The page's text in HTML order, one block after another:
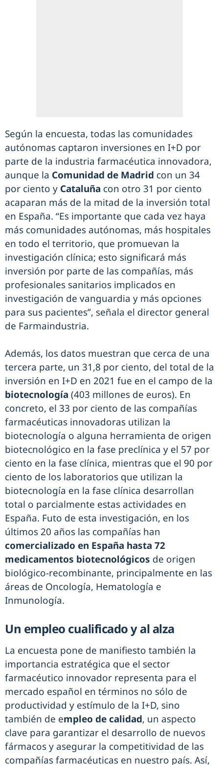
Según la encuesta, todas las comunidades
autónomas captaron inversiones en I+D por
parte de la industria farmacéutica innovadora,
aunque la Comunidad de Madrid con un 34
por ciento y Cataluña con otro 31 por ciento
acaparan más de la mitad de la inversión total
en España. “Es importante que cada vez haya
más comunidades autónomas, más hospitales
en todo el territorio, que promuevan la
investigación clínica; esto significará más
inversión por parte de las compañías, más
profesionales sanitarios implicados en
investigación de vanguardia y más opciones
para sus pacientes”, señala el director general
de Farmaindustria.
Además, los datos muestran que cerca de una
tercera parte, un 31,8 por ciento, del total de la
inversión en I+D en 2021 fue en el campo de la
biotecnología (403 millones de euros). En
concreto, el 33 por ciento de las compañías
farmacéuticas innovadoras utilizan la
biotecnología o alguna herramienta de origen
biotecnológico en la fase preclínica y el 57 por
ciento en la fase clínica, mientras que el 90 por
ciento de los laboratorios que utilizan la
biotecnología en la fase clínica desarrollan
total o parcialmente estas actividades en
España. Futo de esta investigación, en los
últimos 20 años las compañías han
comercializado en España hasta 72
medicamentos biotecnológicos de origen
biológico-recombinante, principalmente en las
áreas de Oncología, Hematología e
Inmunología.
Un empleo cualificado y al alza
La encuesta pone de manifiesto también la
importancia estratégica que el sector
farmacéutico innovador representa para el
mercado español en términos no sólo de
productividad y estímulo de la I+D, sino
también de empleo de calidad, un aspecto
clave para garantizar el desarrollo de nuevos
fármacos y asegurar la competitividad de las
compañías farmacéuticas en nuestro país. Así,